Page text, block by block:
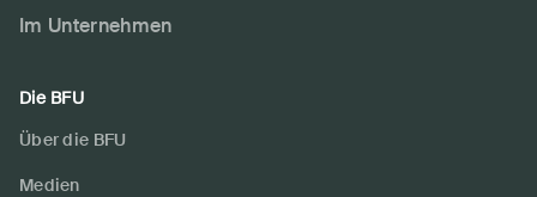
Im Unternehmen
Die BFU
Über die BFU
Medien